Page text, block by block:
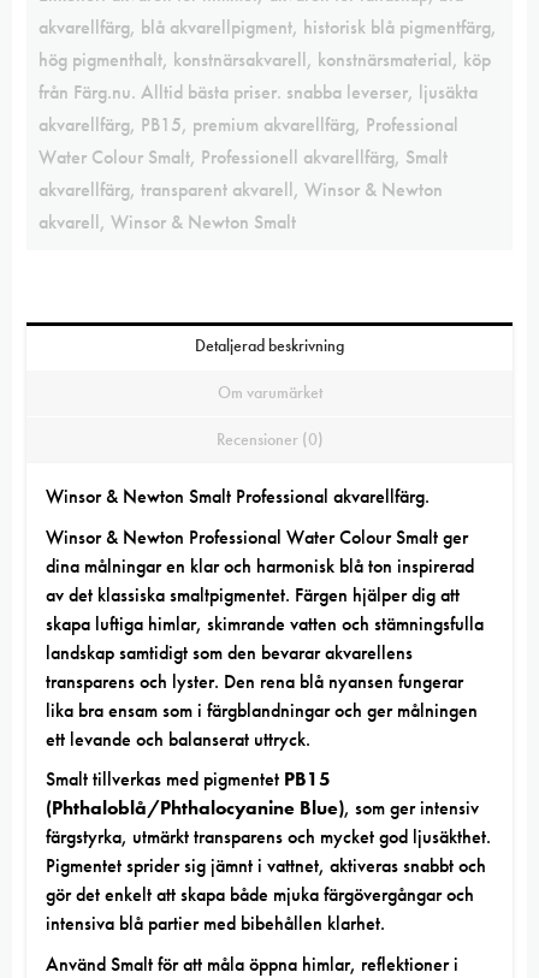
akvarellfärg, blå akvarellpigment, historisk blå pigmentfärg,
hög pigmenthalt, konstnärsakvarell, konstnärsmaterial, köp
från Färg.nu. Alltid bästa priser. snabba leverser, ljusäkta
akvarellfärg, PB15, premium akvarellfärg, Professional
Water Colour Smalt, Professionell akvarellfärg, Smalt
akvarellfärg, transparent akvarell, Winsor & Newton
akvarell, Winsor & Newton Smalt
Detaljerad beskrivning
Om varumärket
Recensioner (0)
Winsor & Newton Smalt Professional akvarellfärg.
Winsor & Newton Professional Water Colour Smalt ger
dina målningar en klar och harmonisk blå ton inspirerad
av det klassiska smaltpigmentet. Färgen hjälper dig att
skapa luftiga himlar, skimrande vatten och stämningsfulla
landskap samtidigt som den bevarar akvarellens
transparens och lyster. Den rena blå nyansen fungerar
lika bra ensam som i färgblandningar och ger målningen
ett levande och balanserat uttryck.
Smalt tillverkas med pigmentet PB15
(Phthaloblå/Phthalocyanine Blue), som ger intensiv
färgstyrka, utmärkt transparens och mycket god ljusäkthet.
Pigmentet sprider sig jämnt i vattnet, aktiveras snabbt och
gör det enkelt att skapa både mjuka färgövergångar och
intensiva blå partier med bibehållen klarhet.
Använd Smalt för att måla öppna himlar, reflektioner i